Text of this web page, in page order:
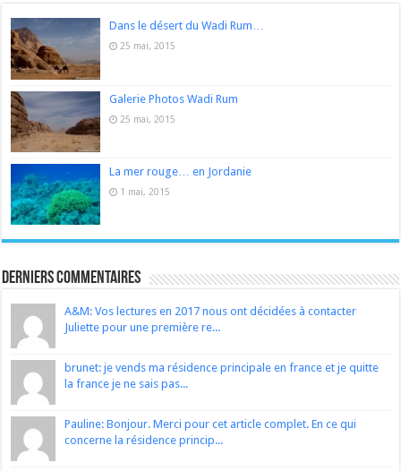
Dans le désert du Wadi Rum…
25 mai, 2015
Galerie Photos Wadi Rum
25 mai, 2015
La mer rouge… en Jordanie
1 mai, 2015
Derniers Commentaires
A&M: Vos lectures en 2017 nous ont décidées à contacter
Juliette pour une première re...
brunet: je vends ma résidence principale en france et je quitte
la france je ne sais pas...
Pauline: Bonjour. Merci pour cet article complet. En ce qui
concerne la résidence princip...